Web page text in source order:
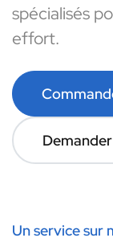
spécialisés
effort.
Un service sur